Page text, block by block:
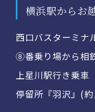
横浜駅からお
西口バスターミナ
⑧番乗り場から相
上星川駅行き乗車
停留所『羽沢』(